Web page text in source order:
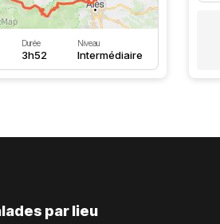
Durée
3h52
Niveau
Intermédiaire
par lieu